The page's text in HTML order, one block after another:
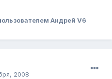
Андрей V6
2008